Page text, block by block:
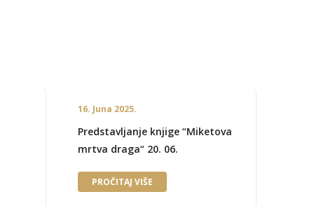
Predstavljanje knjige “Miketova
mrtva draga“ 20. 06.
PROČITAJ VIŠE
16. Juna 2025.